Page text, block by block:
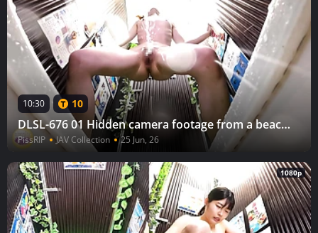
10:30 10
DLSL-676 01 Hidden camera footage from a beach house: Running into the toilet and urinating naked (4)
PissRIP JAV Collection 25 Jun, 26
1080p